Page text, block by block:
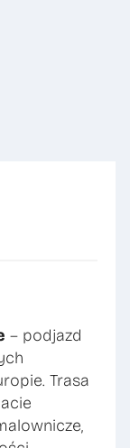
– podjazd
Trasa